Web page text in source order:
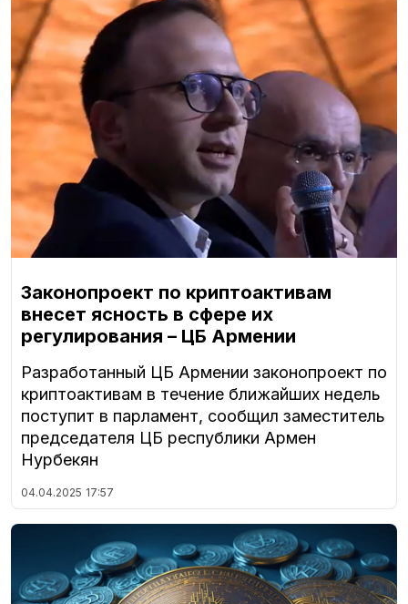
Законопроект по криптоактивам
внесет ясность в сфере их
регулирования – ЦБ Армении
Разработанный ЦБ Армении законопроект по
криптоактивам в течение ближайших недель
поступит в парламент, сообщил заместитель
председателя ЦБ республики Армен
Нурбекян
04.04.2025 17:57